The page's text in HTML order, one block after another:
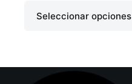
€450.00
Seleccionar opciones
producto
opciones